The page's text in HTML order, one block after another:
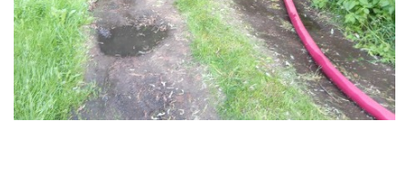
NAŠE VIDEA
KONTAKTY
NÁVŠTĚVNÍ KNIHA